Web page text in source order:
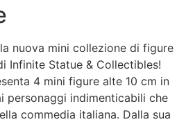
nuova mini collezione di figure
Infinite Statue & Collectibles!
4 mini figure alte 10 cm in
personaggi indimenticabili che
commedia italiana. Dalla sua